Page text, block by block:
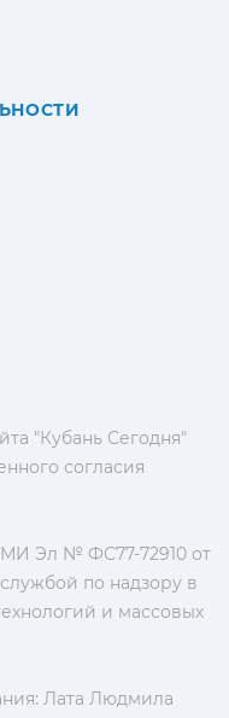
"Кубань Сегодня"
согласия
Эл № ФС77-72910 от
по надзору в
и массовых
Лата Людмила